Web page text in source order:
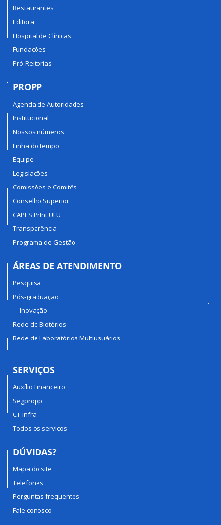
Restaurantes
Editora
Hospital de Clínicas
Fundações
Pró-Reitorias
PROPP
Agenda de Autoridades
Institucional
Nossos números
Linha do tempo
Equipe
Legislações
Comissões e Comitês
Conselho Superior
CAPES PrInt UFU
Transparência
Programa de Gestão
ÁREAS DE ATENDIMENTO
Pesquisa
Pós-graduação
Inovação
Rede de Biotérios
Rede de Laboratórios Multiusuários
SERVIÇOS
Auxílio Financeiro
Segpropp
CT-Infra
Todos os serviços
DÚVIDAS?
Mapa do site
Telefones
Perguntas frequentes
Fale conosco